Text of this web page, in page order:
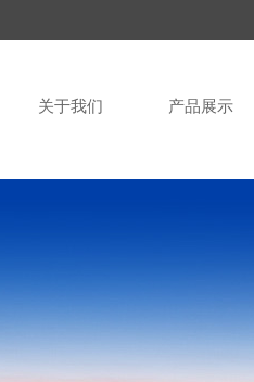
关于我们 产品展示